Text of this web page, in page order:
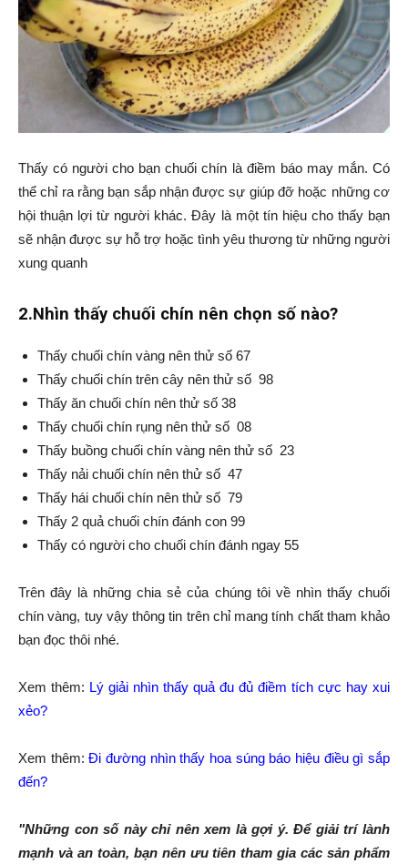
Thấy có người cho bạn chuối chín là điềm báo may mắn. Có
thể chỉ ra rằng bạn sắp nhận được sự giúp đỡ hoặc những cơ
hội thuận lợi từ người khác. Đây là một tín hiệu cho thấy bạn
sẽ nhận được sự hỗ trợ hoặc tình yêu thương từ những người
xung quanh
2.Nhìn thấy chuối chín nên chọn số nào?
Thấy chuối chín vàng nên thử số 67
Thấy chuối chín trên cây nên thử số 98
Thấy ăn chuối chín nên thử số 38
Thấy chuối chín rụng nên thử số 08
Thấy buồng chuối chín vàng nên thử số 23
Thấy nải chuối chín nên thử số 47
Thấy hái chuối chín nên thử số 79
Thấy 2 quả chuối chín đánh con 99
Thấy có người cho chuối chín đánh ngay 55
Trên đây là những chia sẻ của chúng tôi về nhìn thấy chuối
chín vàng, tuy vậy thông tin trên chỉ mang tính chất tham khảo
bạn đọc thôi nhé.
Xem thêm: Lý giải nhìn thấy quả đu đủ điềm tích cực hay xui
xẻo?
Xem thêm:Đi đường nhìn thấy hoa súng báo hiệu điều gì sắp
đến?
"Những con số này chỉ nên xem là gợi ý. Để giải trí lành
mạnh và an toàn, bạn nên ưu tiên tham gia các sản phẩm